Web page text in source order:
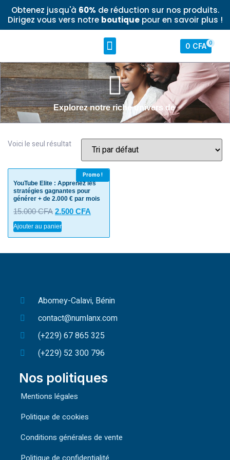
Obtenez jusqu'à 60% de réduction sur nos produits.
Dirigez vous vers notre boutiquepour en savoir plus !
0 CFA 0
Explorez notre riche univers de
Voici le seul résultat
Promo !
YouTube Elite : Apprenez les
stratégies gagnantes pour
générer + de 2.000 € par mois
15.000CFA 2.500 CFA
Ajouter au panier
Abomey-Calavi, Bénin
contact@numlanx.com
(+229) 67 865 325
(+229) 52 300 796
Nos politiques
Mentions légales
Politique de cookies
Conditions générales de vente
Politique de confidentialité